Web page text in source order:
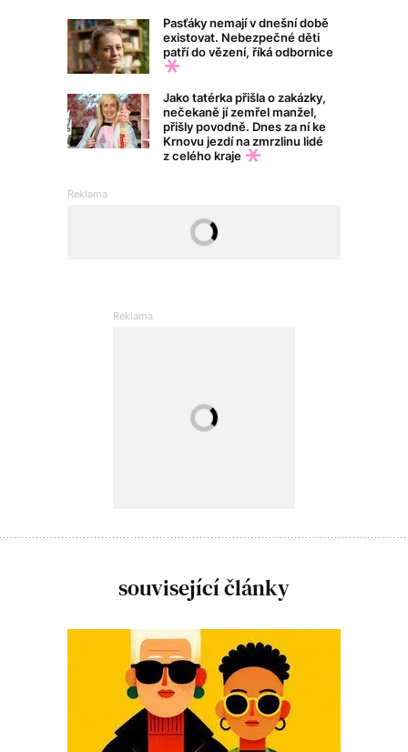
Pasťáky nemají v dnešní době
existovat. Nebezpečné děti
patří do vězení, říká odbornice
Jako tatérka přišla o zakázky,
nečekaně jí zemřel manžel,
přišly povodně. Dnes za ní ke
Krnovu jezdí na zmrzlinu lidé
z celého kraje
související články